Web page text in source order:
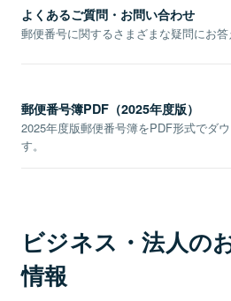
よくあるご質問・お問い合わせ
郵便番号に関するさまざまな疑問にお答
郵便番号簿PDF（2025年度版）
2025年度版郵便番号簿をPDF形式でダ
す。
ビジネス・法人の
情報